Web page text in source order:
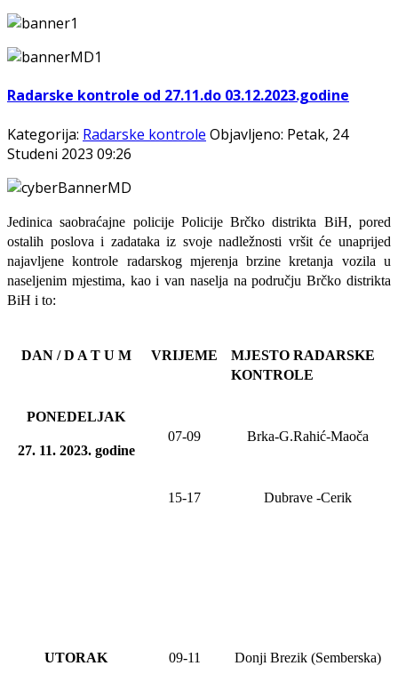
Radarske kontrole od 27.11.do 03.12.2023.godine
Kategorija: Radarske kontrole Objavljeno: Petak, 24
Studeni 2023 09:26
Jedinica saobraćajne policije Policije Brčko distrikta BiH, pored
ostalih poslova i zadataka iz svoje nadležnosti vršit će unaprijed
najavljene kontrole radarskog mjerenja brzine kretanja vozila u
naseljenim mjestima, kao i van naselja na području Brčko distrikta
BiH i to:
DAN / D A T U M VRIJEME
MJESTO RADARSKE
KONTROLE
PONEDELJAK
27. 11. 2023. godine
07-09 Brka-G.Rahić-Maoča
15-17 Dubrave-Cerik
UTORAK 09-11 Donji Brezik (Semberska)